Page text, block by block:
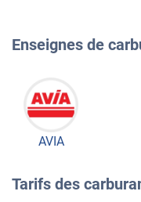
Enseignes de
AVIA
Tarifs des